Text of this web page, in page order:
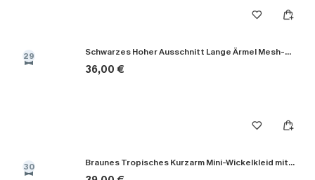
29 Schwarzes Hoher Ausschnitt Lange Ärmel Mesh-Midikleid
36,00 €
30 Braunes Tropisches Kurzarm Mini-Wickelkleid mit Taillengürtel